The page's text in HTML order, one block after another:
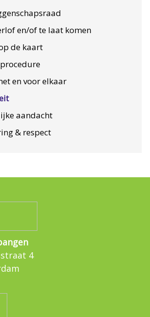
en/of te laat komen
de kaart
en voor elkaar
aandacht
& respect
4